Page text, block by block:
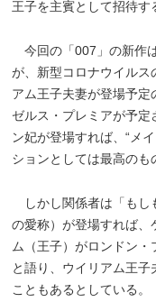
王子を主賓として招待す
今回の「007」の新作
が、新型コロナウイルス
アム王子夫妻が登場予
ゼルス・プレミアが予
ン妃が登場すれば、“メ
ションとしては最高のも
しかし関係者は「もし
の愛称）が登場すれば、
ム（王子）がロンドン・
と語り、ウイリアム王
こともあるとしている。